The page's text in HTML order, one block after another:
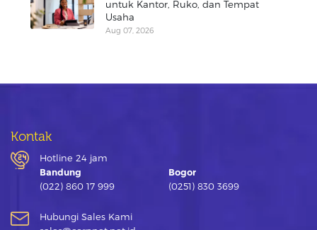
untuk Kantor, Ruko, dan Tempat
Usaha
Aug 07, 2026
Kontak
Hotline 24 jam
Bandung
(022) 860 17 999
Bogor
(0251) 830 3699
Hubungi Sales Kami